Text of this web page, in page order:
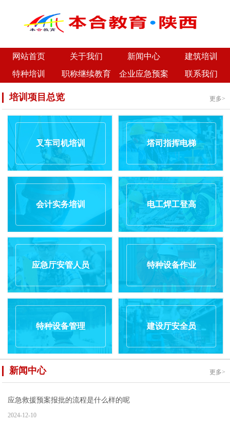
网站首页 关于我们 新闻中心
建筑培训
特种培训
职称继续教育 企业应急预案 联系我们
培训项目总览 更多>
叉车司机培训 塔司指挥电梯
会计实务培训 电工焊工登高
应急厅安管人员 特种设备作业
特种设备管理 建设厅安全员
新闻中心 更多>
应急救援预案报批的流程是什么样的呢
2024-12-10